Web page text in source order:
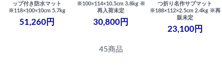
ップ付き防水マット
※118×100×10cm 5.7kg
51,260円
※100×114×10.5cm 3.8kg ※
再入荷未定
30,800円
つ折り名作サブマット
※188×112×2.5cm 2.4kg ※再
販未定
23,100円
45商品